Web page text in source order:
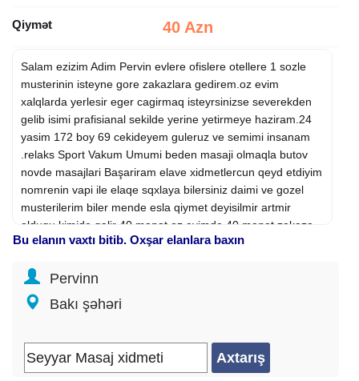
Qiymət 40 Azn
Salam ezizim Adim Pervin evlere ofislere otellere 1 sozle
musterinin isteyne gore zakazlara gedirem.oz evim
xalqlarda yerlesir eger cagirmaq isteyrsinizse severekden
gelib isimi prafisianal sekilde yerine yetirmeye haziram.24
yasim 172 boy 69 cekideyem guleruz ve semimi insanam
.relaks Sport Vakum Umumi beden masaji olmaqla butov
novde masajlari Başariram elave xidmetlercun qeyd etdiyim
nomrenin vapi ile elaqe sqxlaya bilersiniz daimi ve gozel
musterilerim biler mende esla qiymet deyisilmir artmir
oldugu kimide qalir 40 manat oz evimde 40 manat zakaza
gedende ferq etmir .Rahatliginizi mene emanet ede
ozunuzu qoruyn helelik
Bu elanın vaxtı bitib. Oxşar elanlara baxın
Pervinn
Bakı şəhəri